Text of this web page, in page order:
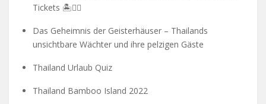
Tickets 🏝️🧗‍♂️
Das Geheimnis der Geisterhäuser – Thailands
unsichtbare Wächter und ihre pelzigen Gäste
Thailand Urlaub Quiz
Thailand Bamboo Island 2022